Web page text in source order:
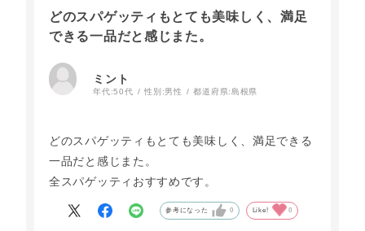
どのスパゲッティもとても美味しく、満足
できる一品だと感じまた。
ミント
年代:50代 性別:男性 都道府県:島根県
どのスパゲッティもとても美味しく、満足できる
一品だと感じまた。
全スパゲッティおすすめです。
参考になった 0 Like! 0